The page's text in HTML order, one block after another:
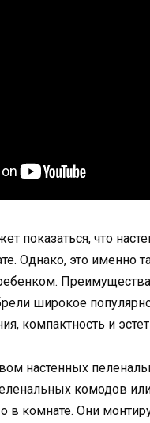
показаться, что
Однако, это именно
широкое
компактность и
настенных
комодов
в комнате. Они